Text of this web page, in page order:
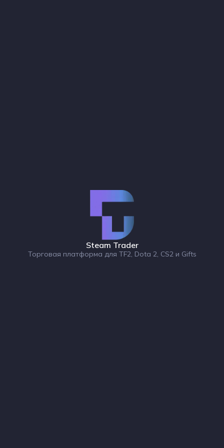
Steam Trader
Торговая платформа для TF2, Dota 2, CS2 и Gifts